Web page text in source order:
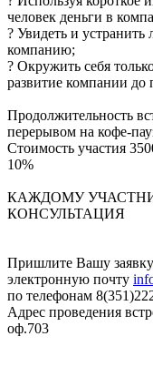
человек деньги в
? Увидеть и
компанию;
? Окружить себя
развитие компании до
Продолжительность
перерывом на кофе-
Стоимость участия
10%
КАЖДОМУ
КОНСУЛЬТАЦИЯ
Пришлите Вашу заявку
электронную почту
по телефонам
Адрес проведения
оф.703